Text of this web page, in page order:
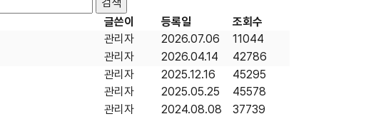
글쓴이 등록일
조회수
관리자 2026.07.06
11044
관리자 2026.04.14
42786
관리자 2025.12.16
45295
관리자 2025.05.25
45578
관리자 2024.08.08
37739